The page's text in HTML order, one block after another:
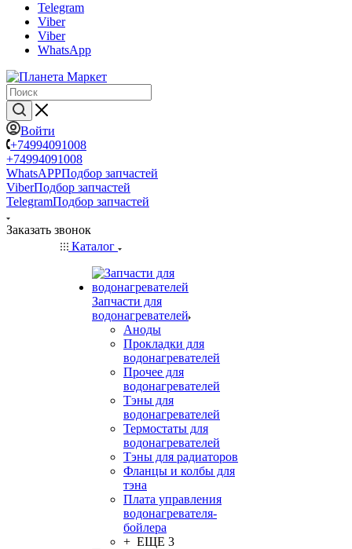
Telegram
Viber
Viber
WhatsApp
Войти
+74994091008
+74994091008
WhatsAPPПодбор запчастей
ViberПодбор запчастей
TelegramПодбор запчастей
Заказать звонок
Каталог
Запчасти для
водонагревателей
Аноды
Прокладки для
водонагревателей
Прочее для
водонагревателей
Тэны для
водонагревателей
Термостаты для
водонагревателей
Тэны для радиаторов
Фланцы и колбы для
тэна
Плата управления
водонагревателя-
бойлера
+ ЕЩЕ 3